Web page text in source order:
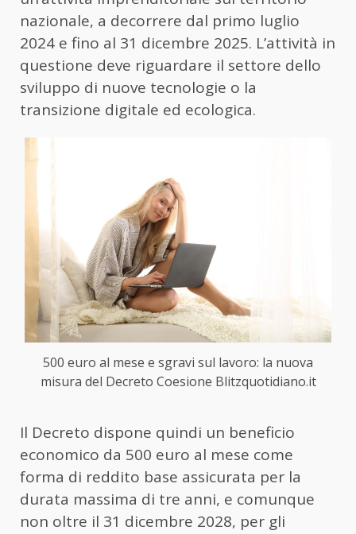
nazionale, a decorrere dal primo luglio
2024 e fino al 31 dicembre 2025. L’attività in
questione deve riguardare il settore dello
sviluppo di nuove tecnologie o la
transizione digitale ed ecologica.
500 euro al mese e sgravi sul lavoro: la nuova
misura del Decreto Coesione Blitzquotidiano.it
Il Decreto dispone quindi un beneficio
economico da 500 euro al mese come
forma di reddito base assicurata per la
durata massima di tre anni, e comunque
non oltre il 31 dicembre 2028, per gli